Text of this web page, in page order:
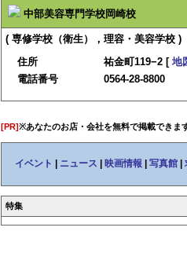
中部美容専門学校岡崎校
( 専修学校（衛生），理容・美容学校 )
住所
祐金町119−2 [ 地
電話番号
0564-28-8800
[PR]※あなたのお店・会社を無料で掲載できま
イベント ニュース 映画情報 写真館|
特集